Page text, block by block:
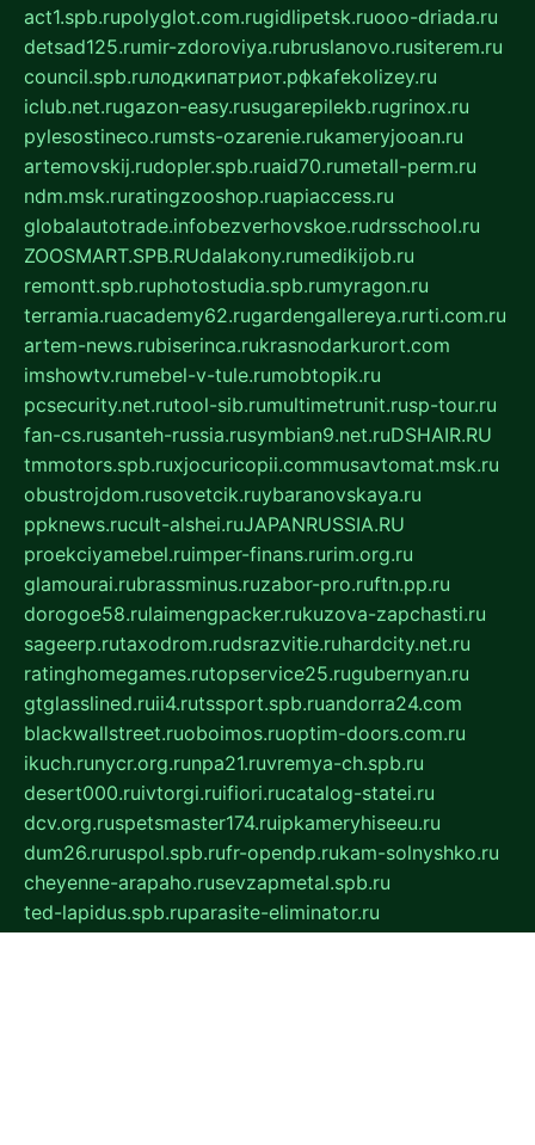
act1.spb.rupolyglot.com.rugidlipetsk.ruooo-driada.ru
detsad125.rumir-zdoroviya.rubruslanovo.rusiterem.ru
council.spb.ruлодкипатриот.рфkafekolizey.ru
iclub.net.rugazon-easy.rusugarepilekb.rugrinox.ru
pylesostineco.rumsts-ozarenie.rukameryjooan.ru
artemovskij.rudopler.spb.ruaid70.rumetall-perm.ru
ndm.msk.ruratingzooshop.ruapiaccess.ru
globalautotrade.infobezverhovskoe.rudrsschool.ru
ZOOSMART.SPB.RUdalakony.rumedikijob.ru
remontt.spb.ruphotostudia.spb.rumyragon.ru
terramia.ruacademy62.rugardengallereya.rurti.com.ru
artem-news.rubiserinca.rukrasnodarkurort.com
imshowtv.rumebel-v-tule.rumobtopik.ru
pcsecurity.net.rutool-sib.rumultimetrunit.rusp-tour.ru
fan-cs.rusanteh-russia.rusymbian9.net.ruDSHAIR.RU
tmmotors.spb.ruxjocuricopii.commusavtomat.msk.ru
obustrojdom.rusovetcik.ruybaranovskaya.ru
ppknews.rucult-alshei.ruJAPANRUSSIA.RU
proekciyamebel.ruimper-finans.rurim.org.ru
glamourai.rubrassminus.ruzabor-pro.ruftn.pp.ru
dorogoe58.rulaimengpacker.rukuzova-zapchasti.ru
sageerp.rutaxodrom.rudsrazvitie.ruhardcity.net.ru
ratinghomegames.rutopservice25.rugubernyan.ru
gtglasslined.ruii4.rutssport.spb.ruandorra24.com
blackwallstreet.ruoboimos.ruoptim-doors.com.ru
ikuch.runycr.org.runpa21.ruvremya-ch.spb.ru
desert000.ruivtorgi.ruifiori.rucatalog-statei.ru
dcv.org.ruspetsmaster174.ruipkameryhiseeu.ru
dum26.ruruspol.spb.rufr-opendp.rukam-solnyshko.ru
cheyenne-arapaho.rusevzapmetal.spb.ru
ted-lapidus.spb.ruparasite-eliminator.ru